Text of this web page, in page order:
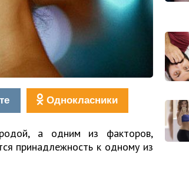
Однокласники
а одним из факторов,
принадлежность к одному из